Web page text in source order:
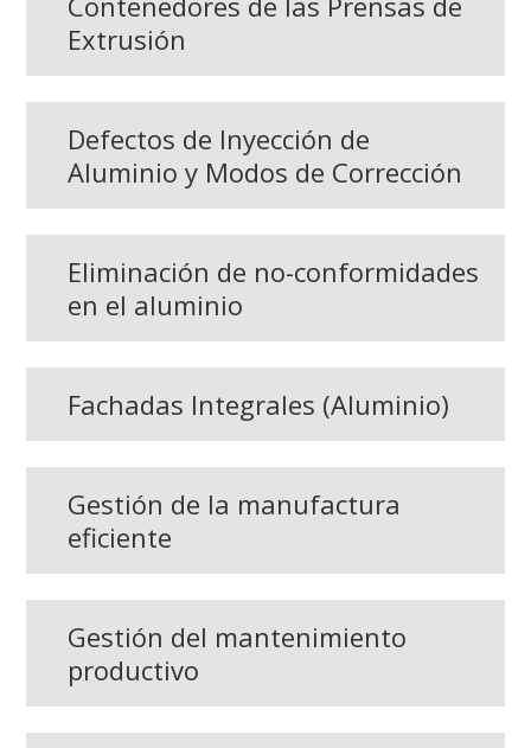
Extrusión
Defectos de Inyección de
Aluminio y Modos de Corrección
Eliminación de no-conformidades
en el aluminio
Fachadas Integrales (Aluminio)
Gestión de la manufactura
eficiente
Gestión del mantenimiento
productivo